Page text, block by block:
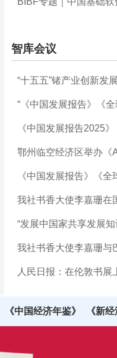
智库会议
“十五五”锗产业创新发
《中国发展报告》《
人民日报：在伦敦书展
《中国经济年鉴》 《新